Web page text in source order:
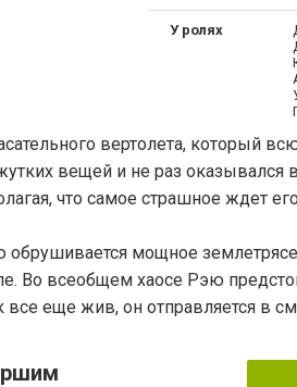
У ролях
вертолета, который
вещей и не раз оказывался
что самое страшное ждет
мощное
Во всеобщем хаосе Рэю
все еще жив, он отправляется в